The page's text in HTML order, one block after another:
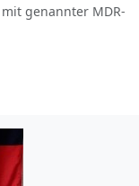
genannter MDR-